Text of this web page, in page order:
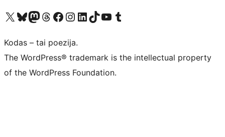
Visit our X (formerly Twitter) account
Apsilankykite mūsų Bluesky paskyroje
Visit our Mastodon account
Apsilankykite mūsų Threads paskyroje
Visit our Facebook page
Visit our Instagram account
Visit our LinkedIn account
Apsilankykite mūsų TikTok paskyroje
Visit our YouTube channel
Apsilankykite mūsų Tumblr paskyroje
Kodas – tai poezija.
The WordPress® trademark is the intellectual property
of the WordPress Foundation.